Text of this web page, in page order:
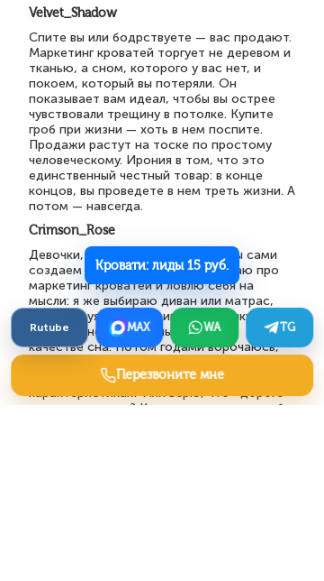
Rutube
Velvet_Shadow
Спите вы или бодрствуете — вас продают.
Маркетинг кроватей торгует не деревом и
тканью, а сном, которого у вас нет, и
покоем, который вы потеряли. Он
показывает вам идеал, чтобы вы острее
чувствовали трещину в потолке. Купите
гроб при жизни — хоть в нем поспите.
Продажи растут на тоске по простому
человеческому. Ирония в том, что это
единственный честный товар: в конце
концов, вы проведете в нем треть жизни. А
потом — навсегда.
Crimson_Rose
Девочки, а вам не кажется, что мы сами
создаем себе проблемы? Вот читаю про
маркетинг кроватей и ловлю себя на
мысли: я же выбираю диван или матрас,
ориентируясь на красивую картинку или
скидку, а не на реальные отзывы о
качестве сна. Потом годами ворочаюсь,
я просто ленюсь разобраться в
характеристиках? Или верю, что «дорого»
равно «хорошо»? Как вы заставляете себя
MAX WA TG
Перезвоните мне
Кровати: лиды 15 руб.